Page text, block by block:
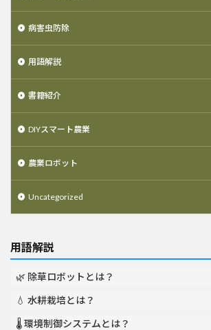
病害虫防除
用語解説
書籍紹介
DIYスマート農業
農業ロボット
Uncategorized
用語解説
🌿 除草ロボットとは？
💧 水耕栽培とは？
🌡️ 環境制御システムとは？